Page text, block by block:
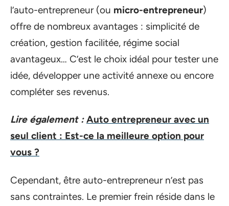
l’auto-entrepreneur (ou micro-entrepreneur)
offre de nombreux avantages : simplicité de
création, gestion facilitée, régime social
avantageux… C’est le choix idéal pour tester une
idée, développer une activité annexe ou encore
compléter ses revenus.
Lire également : Auto entrepreneur avec un
seul client : Est-ce la meilleure option pour
vous ?
Cependant, être auto-entrepreneur n’est pas
sans contraintes. Le premier frein réside dans le